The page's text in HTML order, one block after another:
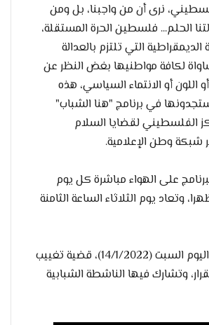
نرى أن من واجبنا، بل ومن
الحلم... فلسطين الحرة المستقلة،
التي تلتزم بالعدالة
لكافة مواطنيها بغض النظر عن
اللون أو الانتماء السياسي، هذه
في برنامج "هنا الشباب"
الفلسطيني لقضايا السلام
شبكة وطن الإعلامية.
على الهواء مباشرة كل يوم
الساعة 2 ظهرا، وتعاد يوم الثلاثاء الساعة الثامنة
وستتناول حلقة اليوم السبت (14/1/2022)، قضية تغييب
وتشارك فيها الناشطة الشبابية